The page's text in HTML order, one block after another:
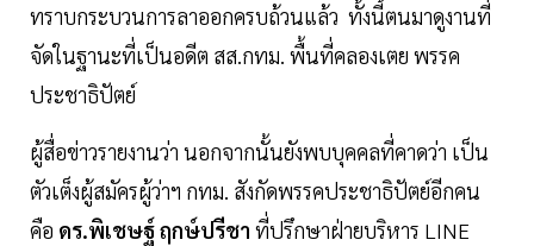
ทราบกระบวนการลาออกครบถ้วนแล้ว ทั้งนี้ตนมาดูงานที่
จัดในฐานะที่เป็นอดีต สส.กทม. พื้นที่คลองเตย พรรค
ประชาธิปัตย์
ผู้สื่อข่าวรายงานว่า นอกจากนั้นยังพบบุคคลที่คาดว่า เป็น
ตัวเต็งผู้สมัครผู้ว่าฯ กทม. สังกัดพรรคประชาธิปัตย์อีกคน
คือ ดร.พิเชษฐ์ ฤกษ์ปรีชา ที่ปรึกษาฝ่ายบริหาร LINE